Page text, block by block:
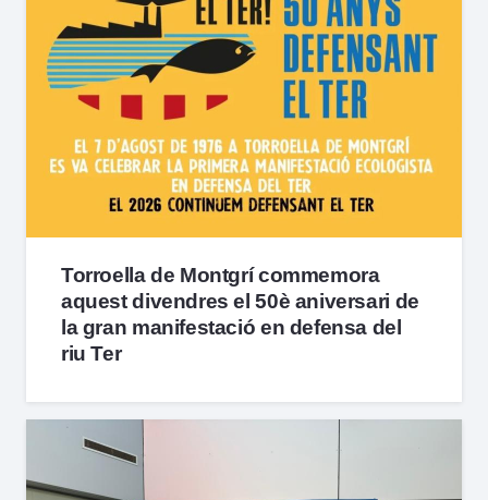
Torroella de Montgrí commemora
aquest divendres el 50è aniversari de
la gran manifestació en defensa del
riu Ter